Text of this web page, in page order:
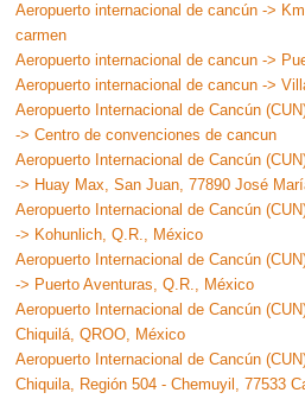
Aeropuerto internacional de cancún ->
carmen
Aeropuerto internacional de cancun ->
Aeropuerto internacional de cancun ->
Aeropuerto Internacional de Cancún
-> Centro de convenciones de cancun
Aeropuerto Internacional de Cancún
-> Huay Max, San Juan, 77890 José
Aeropuerto Internacional de Cancún
-> Kohunlich, Q.R., México
Aeropuerto Internacional de Cancún
-> Puerto Aventuras, Q.R., México
Aeropuerto Internacional de Cancún
Chiquilá, QROO, México
Aeropuerto Internacional de Cancún
Chiquila, Región 504 - Chemuyil, 77533